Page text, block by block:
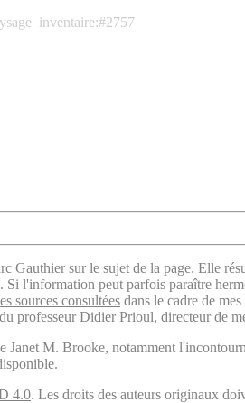
inventaire:#2757
sur le sujet de la page. Elle
Si l'information peut parfois paraître
sources consultées dans le cadre de
professeur Didier Prioul, directeur de
Janet M. Brooke, notamment
4.0. Les droits des auteurs originaux